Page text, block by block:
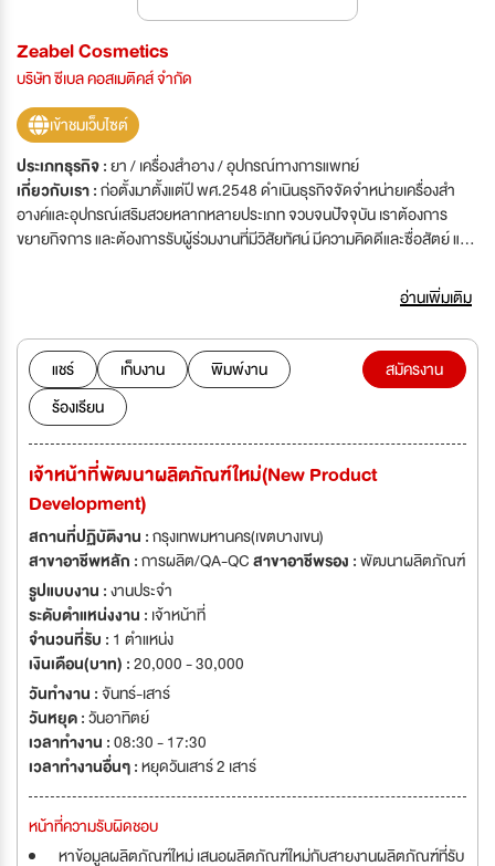
Zeabel Cosmetics
บริษัท ซีเบล คอสเมติคส์ จำกัด
เข้าชมเว็บไซต์
ประเภทธุรกิจ :ยา / เครื่องสำอาง / อุปกรณ์ทางการแพทย์
เกี่ยวกับเรา :ก่อตั้งมาตั้งแต่ปี พศ.2548 ดำเนินธุรกิจจัดจำหน่ายเครื่องสำ
อางค์และอุปกรณ์เสริมสวยหลากหลายประเภท จวบจนปัจจุบัน เราต้องการ
ขยายกิจการ และต้องการรับผู้ร่วมงานที่มีวิสัยทัศน์ มีความคิดดีและซื่อสัตย์ และ
ทำงาน\'ก่อตั้งมาตั้งแต่ปี พศ.2548 ดำเนินธุรกิจจัดจำหน่ายเครื่องสำอางค์และ
อุปกรณ์เสริมสวยหลากหลายประเภท จวบจนปัจจุบัน เราต้องการขยายกิจการ
และต้องการรับผู้ร่วมงานที่มีวิสัยทัศน์ มีความคิดดีและซื่อสัตย์ และมีความ
กระตือรือร้นในการทำงาน เป็นคนรุ่นใหม่ไฟแรง มีใจรักและปรารถนาการทำงาน
อ่านเพิ่มเติม
แชร์ เก็บงาน
พิมพ์งาน
ร้องเรียน
สมัครงาน
เจ้าหน้าที่พัฒนาผลิตภัณฑ์ใหม่(New Product
Development)
สถานที่ปฏิบัติงาน :กรุงเทพมหานคร(เขตบางเขน)
สาขาอาชีพหลัก :การผลิต/QA-QCสาขาอาชีพรอง :พัฒนาผลิตภัณฑ์
รูปแบบงาน :งานประจำ
ระดับตำแหน่งงาน : เจ้าหน้าที่
จำนวนที่รับ : 1 ตำแหน่ง
เงินเดือน(บาท) :20,000 - 30,000
วันทำงาน :จันทร์-เสาร์
วันหยุด :วันอาทิตย์
เวลาทำงาน :08:30 - 17:30
เวลาทำงานอื่นๆ :หยุดวันเสาร์ 2 เสาร์
หน้าที่ความรับผิดชอบ
หาข้อมูลผลิตภัณฑ์ใหม่ เสนอผลิตภัณฑ์ใหม่กับสายงานผลิตภัณฑ์ที่รับ